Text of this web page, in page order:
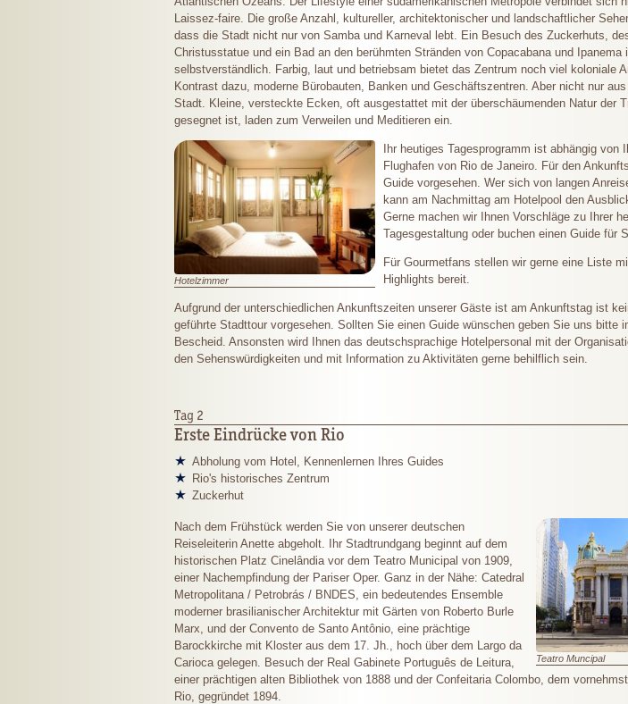
Laissez-faire. Die große Anzahl, kultureller, architektonischer und landschaftlicher
dass die Stadt nicht nur von Samba und Karneval lebt. Ein Besuch des Zuckerhuts,
Christusstatue und ein Bad an den berühmten Stränden von Copacabana und Ipanema
selbstverständlich. Farbig, laut und betriebsam bietet das Zentrum noch viel koloniale
Kontrast dazu, moderne Bürobauten, Banken und Geschäftszentren. Aber nicht nur
Stadt. Kleine, versteckte Ecken, oft ausgestattet mit der überschäumenden Natur der
gesegnet ist, laden zum Verweilen und Meditieren ein.
Hotelzimmer
Ihr heutiges Tagesprogramm ist abhängig von
Flughafen von Rio de Janeiro. Für den
Guide vorgesehen. Wer sich von langen
kann am Nachmittag am Hotelpool den
Gerne machen wir Ihnen Vorschläge zu Ihrer
Tagesgestaltung oder buchen einen Guide für
Für Gourmetfans stellen wir gerne eine Liste
Highlights bereit.
Aufgrund der unterschiedlichen Ankunftszeiten unserer Gäste ist am Ankunftstag ist
geführte Stadttour vorgesehen. Sollten Sie einen Guide wünschen geben Sie uns bitte
Bescheid. Ansonsten wird Ihnen das deutschsprachige Hotelpersonal mit der
den Sehenswürdigkeiten und mit Information zu Aktivitäten gerne behilflich sein.
Tag 2
Erste Eindrücke von Rio
Abholung vom Hotel, Kennenlernen Ihres Guides
Rio's historisches Zentrum
Zuckerhut
Teatro Muncipal
Nach dem Frühstück werden Sie von unserer deutschen
Reiseleiterin Anette abgeholt. Ihr Stadtrundgang beginnt auf dem
historischen Platz Cinelândia vor dem Teatro Municipal von 1909,
einer Nachempfindung der Pariser Oper. Ganz in der Nähe: Catedral
Metropolitana / Petrobrás / BNDES, ein bedeutendes Ensemble
moderner brasilianischer Architektur mit Gärten von Roberto Burle
Marx, und der Convento de Santo Antônio, eine prächtige
Barockkirche mit Kloster aus dem 17. Jh., hoch über dem Largo da
Carioca gelegen. Besuch der Real Gabinete Português de Leitura,
einer prächtigen alten Bibliothek von 1888 und der Confeitaria Colombo, dem
Rio, gegründet 1894.